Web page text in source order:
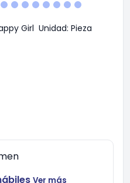
Girl Unidad: Pieza
Ver más